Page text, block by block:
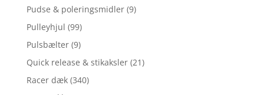
Pudse & poleringsmidler (9)
Pulleyhjul (99)
Pulsbælter (9)
Quick release & stikaksler (21)
Racer dæk (340)